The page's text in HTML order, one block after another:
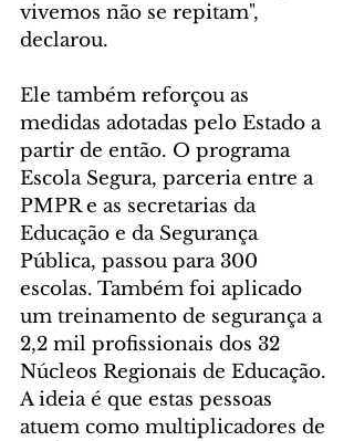
vivemos não se repitam",
declarou.
Ele também reforçou as
medidas adotadas pelo Estado a
partir de então. O programa
Escola Segura, parceria entre a
PMPR e as secretarias da
Educação e da Segurança
Pública, passou para 300
escolas. Também foi aplicado
um treinamento de segurança a
2,2 mil profissionais dos 32
Núcleos Regionais de Educação.
A ideia é que estas pessoas
atuem como multiplicadores de